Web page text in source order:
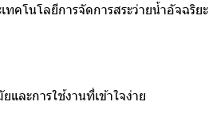
คโนโลยีการจัดการสระว่ายน้ำอัจฉริยะ
ละการใช้งานที่เข้าใจง่าย